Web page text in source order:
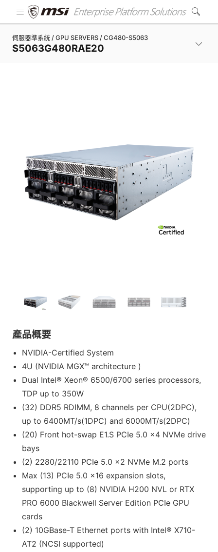
伺服器準系統 / GPU SERVERS / CG480-S5063
S5063G480RAE20
產品概要
NVIDIA-Certified System
4U (NVIDIA MGX™ architecture )
Dual Intel® Xeon® 6500/6700 series processors,
TDP up to 350W
(32) DDR5 RDIMM, 8 channels per CPU(2DPC),
up to 6400MT/s(1DPC) and 6000MT/s(2DPC)
(20) Front hot-swap E1.S PCIe 5.0 x4 NVMe drive
bays
(2) 2280/22110 PCIe 5.0 x2 NVMe M.2 ports
Max (13) PCIe 5.0 x16 expansion slots,
supporting up to (8) NVIDIA H200 NVL or RTX
PRO 6000 Blackwell Server Edition PCIe GPU
cards
(2) 10GBase-T Ethernet ports with Intel® X710-
AT2 (NCSI supported)